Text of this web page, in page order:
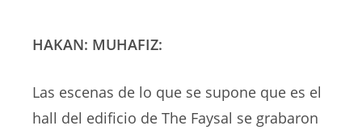
HAKAN: MUHAFIZ:
Las escenas de lo que se supone que es el
hall del edificio de The Faysal se grabaron